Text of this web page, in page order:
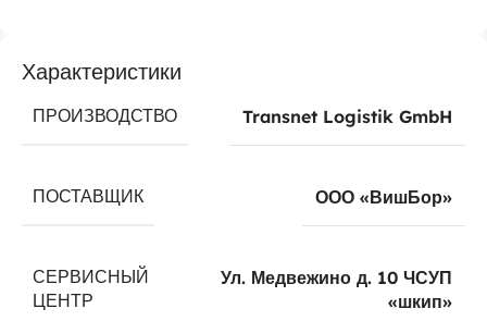
Характеристики
ПРОИЗВОДСТВО Transnet Logistik GmbH
ПОСТАВЩИК ООО «ВишБор»
СЕРВИСНЫЙ
ЦЕНТР
Ул. Медвежино д. 10 ЧСУП
«шкип»